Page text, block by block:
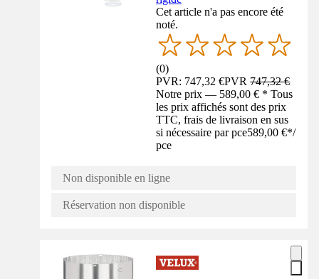
Cet article n'a pas encore été
noté.
(0)
PVR: 747,32 €PVR747,32 €
Notre prix — 589,00 € * Tous
les prix affichés sont des prix
TTC, frais de livraison en sus
si nécessaire par pce589,00 €*/
pce
Non disponible en ligne
Réservation non disponible